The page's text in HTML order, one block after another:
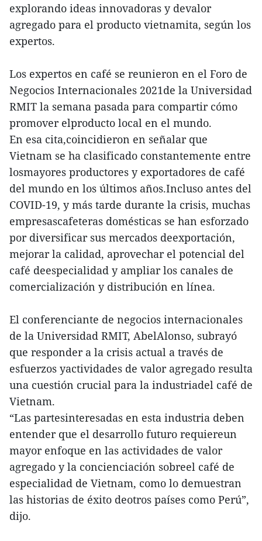
explorando ideas innovadoras y devalor
agregado para el producto vietnamita, según los
expertos.
Los expertos en café se reunieron en el Foro de
Negocios Internacionales 2021de la Universidad
RMIT la semana pasada para compartir cómo
promover elproducto local en el mundo.
En esa cita,coincidieron en señalar que
Vietnam se ha clasificado constantemente entre
losmayores productores y exportadores de café
del mundo en los últimos años.Incluso antes del
COVID-19, y más tarde durante la crisis, muchas
empresascafeteras domésticas se han esforzado
por diversificar sus mercados deexportación,
mejorar la calidad, aprovechar el potencial del
café deespecialidad y ampliar los canales de
comercialización y distribución en línea.
El conferenciante de negocios internacionales
de la Universidad RMIT, AbelAlonso, subrayó
que responder a la crisis actual a través de
esfuerzos yactividades de valor agregado resulta
una cuestión crucial para la industriadel café de
Vietnam.
“Las partesinteresadas en esta industria deben
entender que el desarrollo futuro requiereun
mayor enfoque en las actividades de valor
agregado y la concienciación sobreel café de
especialidad de Vietnam, como lo demuestran
las historias de éxito deotros países como Perú”,
dijo.